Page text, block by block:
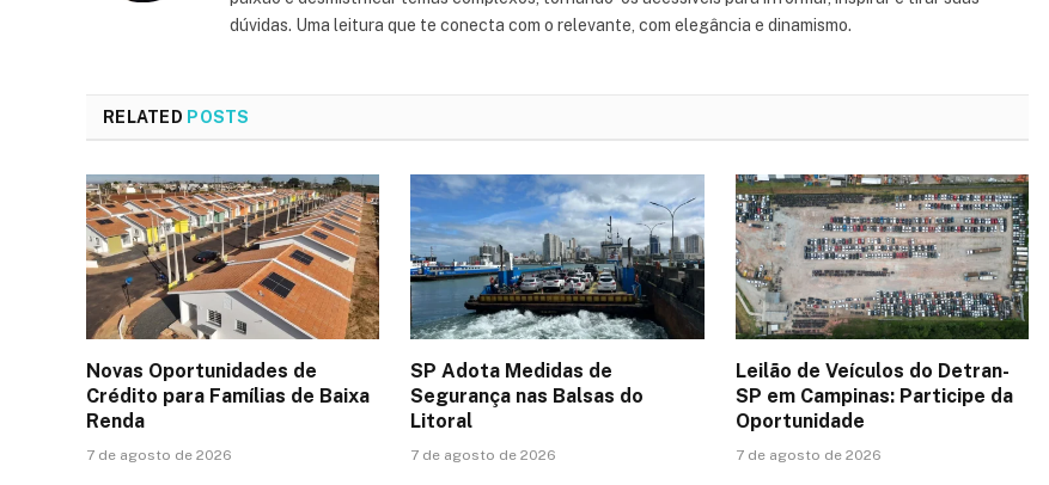
dúvidas. Uma leitura que te conecta com o relevante, com elegância e dinamismo.
RELATED POSTS
Novas Oportunidades de
Crédito para Famílias de Baixa
Renda
7 de agosto de 2026
SP Adota Medidas de
Segurança nas Balsas do
Litoral
7 de agosto de 2026
Leilão de Veículos do Detran-
SP em Campinas: Participe da
Oportunidade
7 de agosto de 2026